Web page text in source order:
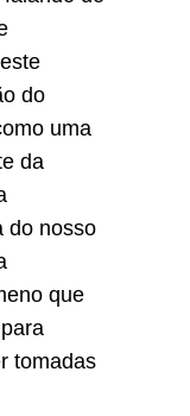
do
uma
da
do nosso
que
tomadas